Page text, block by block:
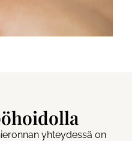
yhteydessä on